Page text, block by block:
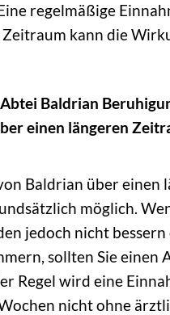
regelmäßige
kann die
Baldrian
einen längeren
Baldrian über einen
möglich.
jedoch nicht
sollten Sie einen
Regel wird eine
nicht ohne